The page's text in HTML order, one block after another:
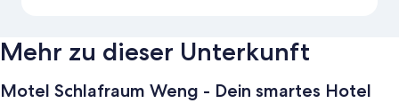
Mehr zu dieser Unterkunft
Motel Schlafraum Weng - Dein smartes Hotel